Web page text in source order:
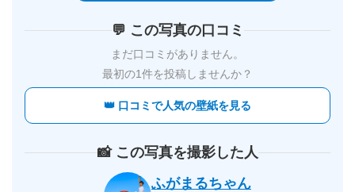
💬 この写真の口コミ
まだ口コミがありません。
最初の1件を投稿しませんか？
👑 口コミで人気の壁紙を見る
📸 この写真を撮影した人
ふがまるちゃん